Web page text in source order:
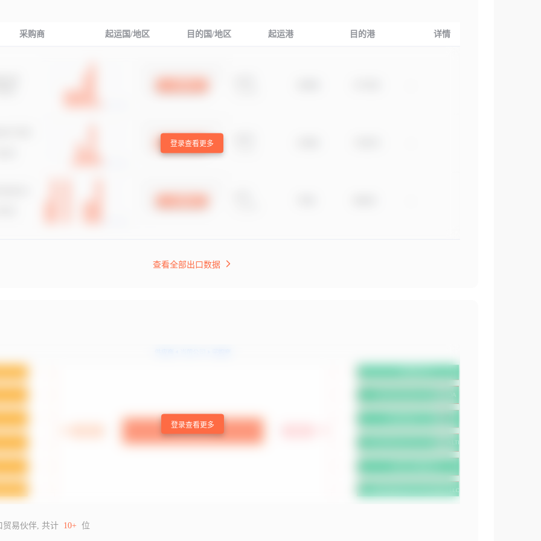
采购商 起运国/地区 目的国/地区 起运港 目的港 详情
登录查看更多
查看全部出口数据
登录查看更多
贸易伙伴, 共计 10+ 位